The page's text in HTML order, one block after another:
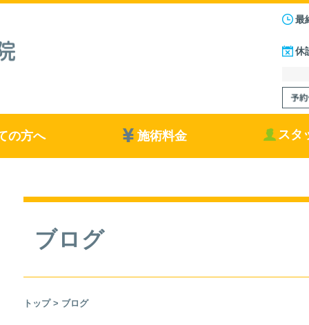
最
休
の方へ 施術料金 スタ
ブログ
トップ> ブログ